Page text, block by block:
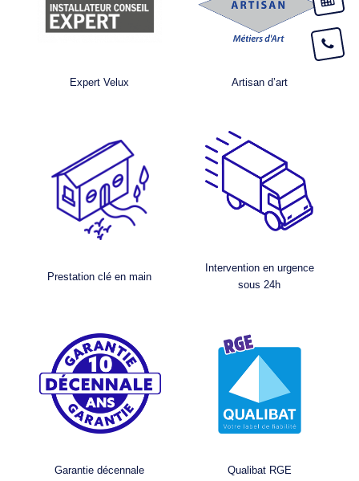
Expert Velux Artisan d’art
Prestation clé en main
Intervention en urgence
sous 24h
Garantie décennale Qualibat RGE